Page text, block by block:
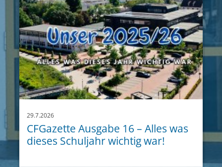
29.7.2026
CFGazette Ausgabe 16 – Alles was
dieses Schuljahr wichtig war!